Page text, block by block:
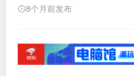
8个月前发布